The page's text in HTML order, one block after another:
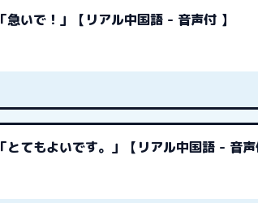
「急いで！」【リアル中国語 - 音声付 】
「とてもよいです。」【リアル中国語 - 音声